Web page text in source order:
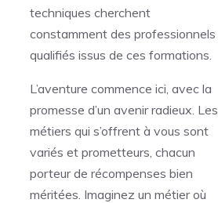
techniques cherchent
constamment des professionnels
qualifiés issus de ces formations.
L’aventure commence ici, avec la
promesse d’un avenir radieux. Les
métiers qui s’offrent à vous sont
variés et prometteurs, chacun
porteur de récompenses bien
méritées. Imaginez un métier où